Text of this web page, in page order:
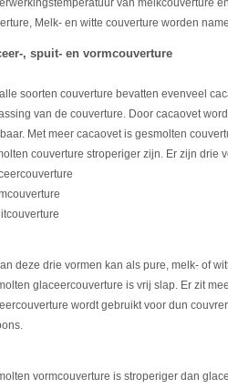
van melkcouverture
Melk- en witte couverture worden
, spuit- en vormcouverture
soorten couverture bevatten evenveel
van de couverture. Door cacaovet
Met meer cacaovet is gesmolten
couverture stroperiger zijn. Er zijn drie
deze drie vormen kan als pure, melk- of
glaceercouverture is vrij slap. Er zit
wordt gebruikt voor dun
vormcouverture is stroperiger dan